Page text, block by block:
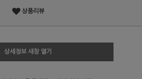
상품리뷰
상세정보 새창 열기